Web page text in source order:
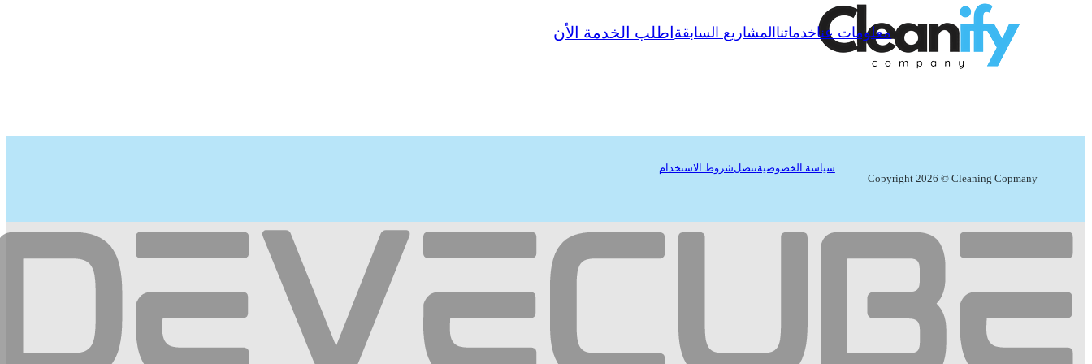
معلومات عناخدماتنا المشاريع السابقة اطلب الخدمة الأن
Copyright 2026 © Cleaning Copmany
سياسة الخصوصيةتنصلشروط الاستخدام